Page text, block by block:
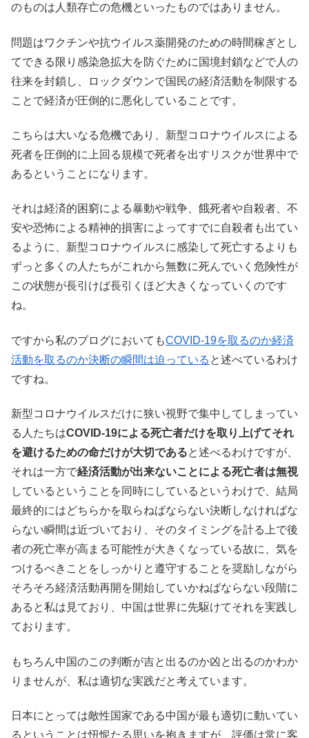
のものは人類存亡の危機といったものではありません。
問題はワクチンや抗ウイルス薬開発のための時間稼ぎとし
てできる限り感染急拡大を防ぐために国境封鎖などで人の
往来を封鎖し、ロックダウンで国民の経済活動を制限する
ことで経済が圧倒的に悪化していることです。
こちらは大いなる危機であり、新型コロナウイルスによる
死者を圧倒的に上回る規模で死者を出すリスクが世界中で
あるということになります。
それは経済的困窮による暴動や戦争、餓死者や自殺者、不
安や恐怖による精神的損害によってすでに自殺者も出てい
るように、新型コロナウイルスに感染して死亡するよりも
ずっと多くの人たちがこれから無数に死んでいく危険性が
この状態が長引けば長引くほど大きくなっていくのです
ね。
ですから私のブログにおいてもCOVID-19を取るのか経済
活動を取るのか決断の瞬間は迫っている と述べているわけ
ですね。
新型コロナウイルスだけに狭い視野で集中してしまってい
る人たちはCOVID-19による死亡者だけを取り上げてそれ
を避けるための命だけが大切であると述べるわけですが、
それは一方で経済活動が出来ないことによる死亡者は無視
しているということを同時にしているというわけで、結局
最終的にはどちらかを取らねばならない決断しなければな
らない瞬間は近づいており、そのタイミングを計る上で後
者の死亡率が高まる可能性が大きくなっている故に、気を
つけるべきことをしっかりと遵守することを奨励しながら
そろそろ経済活動再開を開始していかねばならない段階に
あると私は見ており、中国は世界に先駆けてそれを実践し
ております。
もちろん中国のこの判断が吉と出るのか凶と出るのかわか
りませんが、私は適切な実践だと考えています。
日本にとっては敵性国家である中国が最も適切に動いてい
るということは忸怩たる思いを抱きますが、評価は常に客